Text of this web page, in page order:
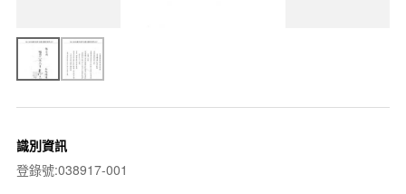
識別資訊
登錄號:038917-001